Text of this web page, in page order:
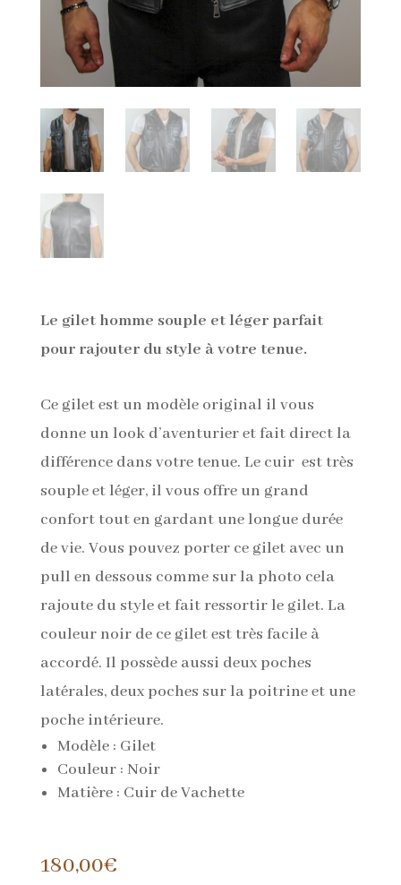
Le gilet homme souple et léger parfait
pour rajouter du style à votre tenue.
Ce gilet est un modèle original il vous
donne un look d’aventurier et fait direct la
différence dans votre tenue. Le cuir est très
souple et léger, il vous offre un grand
confort tout en gardant une longue durée
de vie. Vous pouvez porter ce gilet avec un
pull en dessous comme sur la photo cela
rajoute du style et fait ressortir le gilet. La
couleur noir de ce gilet est très facile à
accordé. Il possède aussi deux poches
latérales, deux poches sur la poitrine et une
poche intérieure.
Modèle : Gilet
Couleur : Noir
Matière : Cuir de Vachette
180,00€